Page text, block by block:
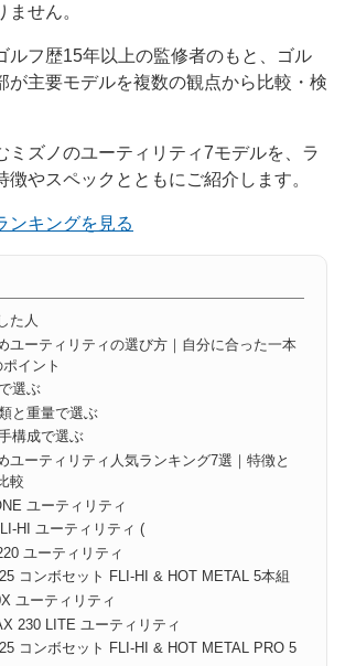
せん。
ルフ歴15年以上の監修者のもと、ゴル
が主要モデルを複数の観点から比較・検
ミズノのユーティリティ7モデルを、ラ
徴やスペックとともにご紹介します。
ンキングを見る
た人
ユーティリティの選び方｜自分に合った一本
イント
選ぶ
と重量で選ぶ
構成で選ぶ
ユーティリティ人気ランキング7選｜特徴と
較
ユーティリティ
HI ユーティリティ (
ユーティリティ
コンボセット FLI-HI & HOT METAL 5本組
ユーティリティ
230 LITE ユーティリティ
コンボセット FLI-HI & HOT METAL PRO 5